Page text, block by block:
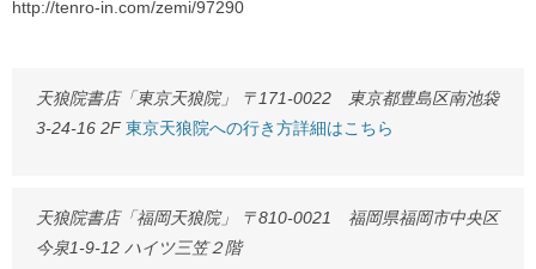
http://tenro-in.com/zemi/97290
天狼院書店「東京天狼院」 〒171-0022 東京都豊島区南池袋
3-24-16 2F 東京天狼院への行き方詳細はこちら
天狼院書店「福岡天狼院」 〒810-0021 福岡県福岡市中央区
今泉1-9-12 ハイツ三笠２階